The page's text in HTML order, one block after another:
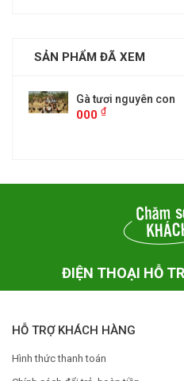
SẢN PHẨM ĐÃ XEM
Gà tươi nguyên con
000 ₫
ĐIỆN THOẠI HỖ
HỖ TRỢ KHÁCH HÀNG
Hình thức thanh toán